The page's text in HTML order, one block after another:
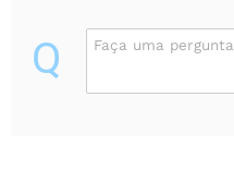
Q Faça uma pergunta